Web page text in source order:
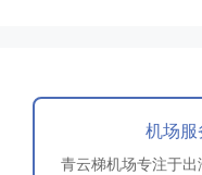
机场服
青云梯机场专注于